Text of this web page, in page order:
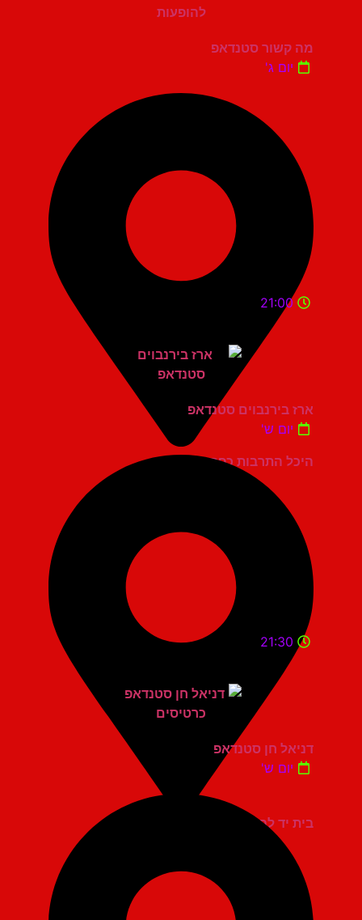
מה קשור סטנדאפ
יום ג'
היכל התרבות כפר סבא
21:00
ארז בירנבוים סטנדאפ
יום ש'
בית יד לבנים אשדוד
21:30
דניאל חן סטנדאפ
יום ש'